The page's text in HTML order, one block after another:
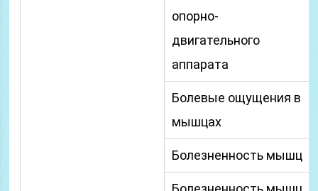
опорно-
двигательного
аппарата
Болевые ощущения в
мышцах
Болезненность мышц